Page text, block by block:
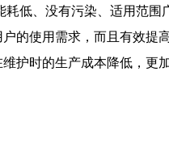
低、没有污染、适用范围
的使用需求，而且有效提
护时的生产成本降低，更